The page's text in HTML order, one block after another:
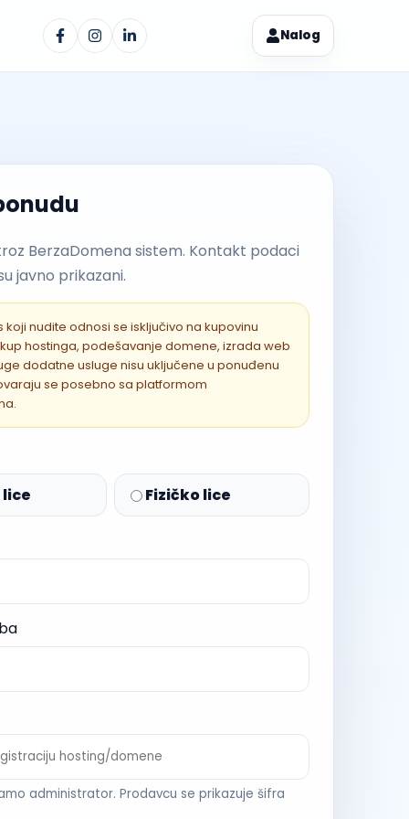
Nalog
BerzaDomena sistem. Kontakt podaci
javno prikazani.
koji nudite odnosi se isključivo na kupovinu
hostinga, podešavanje domene, izrada web
dodatne usluge nisu uključene u ponuđenu
se posebno sa platformom
Fizičko lice
administrator. Prodavcu se prikazuje šifra